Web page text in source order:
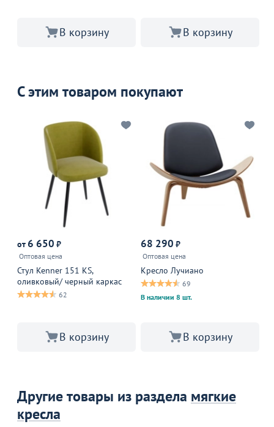
В корзину В корзину
С этим товаром покупают
от 6 650 ₽
Оптовая цена
Стул Kenner 151 KS,
оливковый/ черный каркас
62
В корзину
68 290 ₽
Оптовая цена
Кресло Лучиано
69
В наличии 8 шт.
В корзину
Другие товары из раздела мягкие
кресла